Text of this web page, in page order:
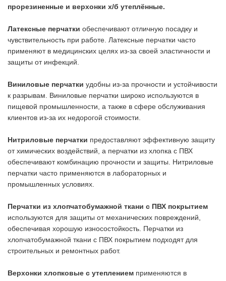
прорезиненные и верхонки х/б утеплённые.
Латексные перчатки обеспечивают отличную посадку и
чувствительность при работе. Латексные перчатки часто
применяют в медицинских целях из-за своей эластичности и
защиты от инфекций.
Виниловые перчатки удобны из-за прочности и устойчивости
к разрывам. Виниловые перчатки широко используются в
пищевой промышленности, а также в сфере обслуживания
клиентов из-за их недорогой стоимости.
Нитриловые перчатки предоставляют эффективную защиту
от химических воздействий, а перчатки из хлопка с ПВХ
обеспечивают комбинацию прочности и защиты. Нитриловые
перчатки часто применяются в лабораторных и
промышленных условиях.
Перчатки из хлопчатобумажной ткани с ПВХ покрытием
используются для защиты от механических повреждений,
обеспечивая хорошую износостойкость. Перчатки из
хлопчатобумажной ткани с ПВХ покрытием подходят для
строительных и ремонтных работ.
Верхонки хлопковые с утеплением применяются в